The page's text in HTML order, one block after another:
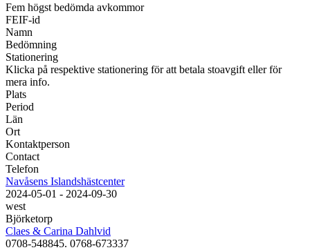
Fem högst bedömda avkommor
FEIF-id
Namn
Bedömning
Stationering
Klicka på respektive stationering för att betala stoavgift eller för
mera info.
Plats
Period
Län
Ort
Kontaktperson
Contact
Telefon
Navåsens Islandshästcenter
2024-05-01 - 2024-09-30
west
Björketorp
Claes & Carina Dahlvid
0708-548845. 0768-673337